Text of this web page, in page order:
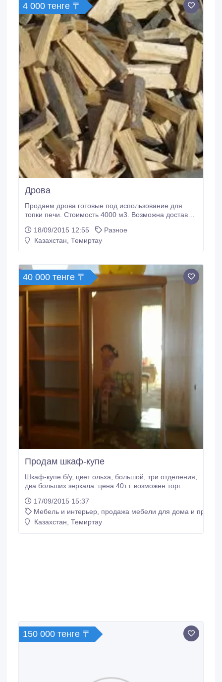
что у меня пролился вишневый сироп (!)в
чемодане.
4 000 тенге 〒
Дрова
Продаем дрова готовые под использование для
топки печи. Стоимость 4000 м3. Возможна доставка.
(бывшая территория Лесотарного цеха).
18/09/2015 12:55
Разное
Казахстан, Темиртау
40 000 тенге 〒
Продам шкаф-купе
Шкаф-купе б/у, цвет ольха, большой, три отделения,
два больших зеркала. цена 40т.т. возможен торг..
17/09/2015 15:37
Мебель и интерьер, продажа мебели для дома и
Казахстан, Темиртау
150 000 тенге 〒